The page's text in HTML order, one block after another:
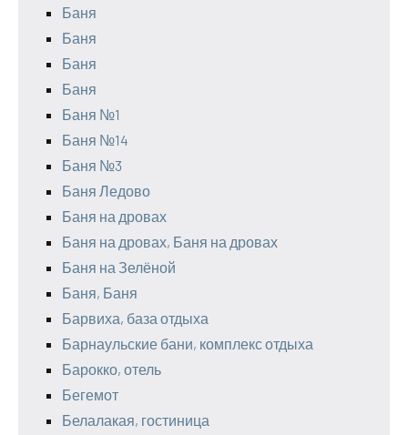
Баня
Баня
Баня
Баня
Баня №1
Баня №14
Баня №3
Баня Ледово
Баня на дровах
Баня на дровах, Баня на дровах
Баня на Зелёной
Баня, Баня
Барвиха, база отдыха
Барнаульские бани, комплекс отдыха
Барокко, отель
Бегемот
Белалакая, гостиница